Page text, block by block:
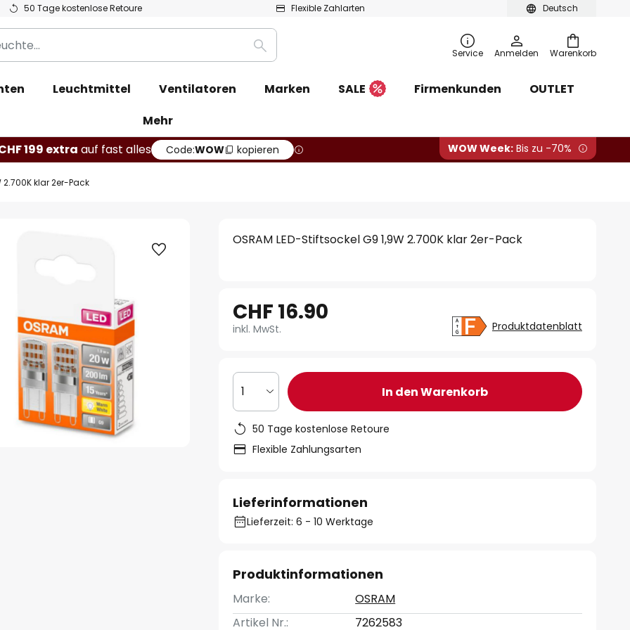
Deutsch
50 Tage kostenlose Retoure Flexible Zahlarten
Warenkorb
Suche Service Anmelden
Leuchtmittel Ventilatoren Marken SALE Firmenkunden
OUTLET
Mehr
199 extra auf fast alles Code:WOW kopieren WOW Week: Bis zu -70%
2.700K klar 2er-Pack
OSRAM LED-Stiftsockel G9 1,9W 2.700K klar 2er-Pack
CHF 16.90
inkl. MwSt. Produktdatenblatt
1 In den Warenkorb
50 Tage kostenlose Retoure
Flexible Zahlungsarten
Lieferinformationen
Lieferzeit: 6 - 10 Werktage
Produktinformationen
Marke:
OSRAM
Artikel Nr.:
7262583